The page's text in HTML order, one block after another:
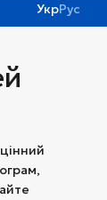
УкрРус